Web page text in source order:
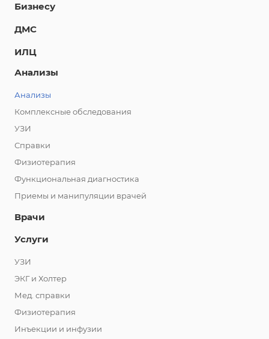
Бизнесу
ДМС
ИЛЦ
Анализы
Анализы
Комплексные обследования
УЗИ
Справки
Физиотерапия
Функциональная диагностика
Приемы и манипуляции врачей
Врачи
Услуги
УЗИ
ЭКГ и Холтер
Мед. справки
Физиотерапия
Инъекции и инфузии